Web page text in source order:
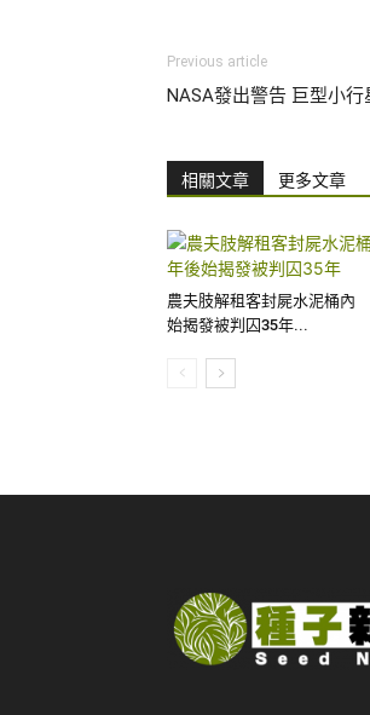
Previous article
NASA發出警告 巨型小
相關文章 更多文章
農夫肢解租客封屍水泥桶內
始揭發被判囚35年...